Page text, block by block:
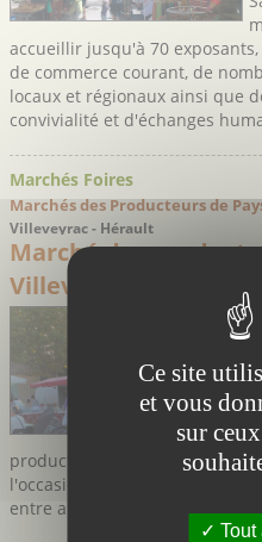
accueillir jusqu'à 70
de commerce courant, de
locaux et régionaux ainsi que
convivialité et d'échanges
Marchés Foires
Marchés des Producteurs de
Villeveyrac - Hérault
Marché des
Villeveyrac
producteurs, ce marché à
l'occasion idéale pour passer
entre amis : découvrir, goûter,
Ce site
et vous
sur
Tout